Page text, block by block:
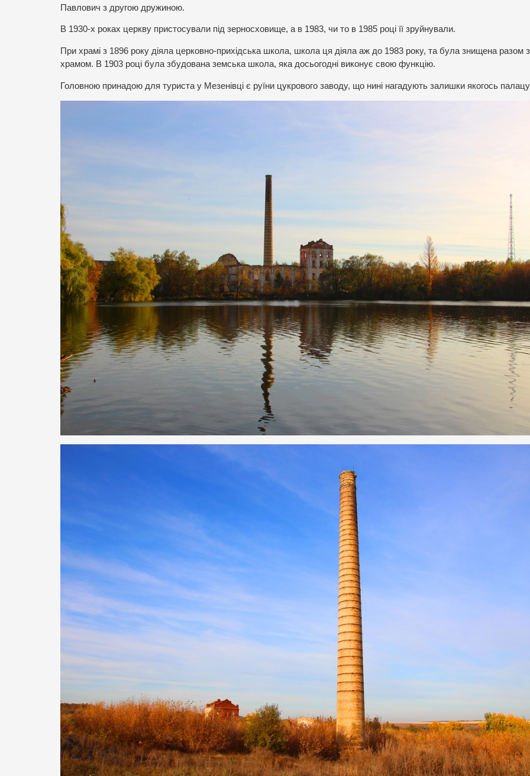
Павлович з другою дружиною.
В 1930-х роках церкву пристосували під зерносховище, а в 1983, чи то в 1985 році її зруйнували.
При храмі з 1896 року діяла церковно-прихідська школа, школа ця діяла аж до 1983 року, та була знищена разом з
храмом. В 1903 році була збудована земська школа, яка досьогодні виконує свою функцію.
Головною принадою для туриста у Мезенівці є руїни цукрового заводу, що нині нагадують залишки якогось